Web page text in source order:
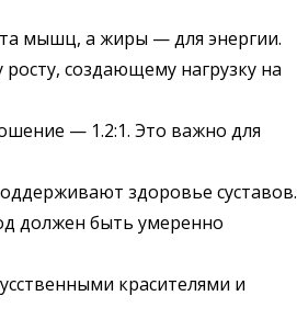
мышц, а жиры — для энергии.
создающему нагрузку на
— 1.2:1. Это важно для
здоровье суставов.
должен быть умеренно
красителями и